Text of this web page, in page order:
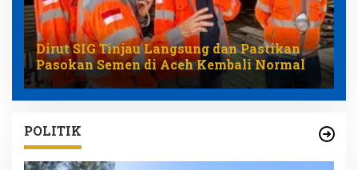
Dirut SIG Tinjau Langsung dan Pastikan
Pasokan Semen di Aceh Kembali Normal
POLITIK